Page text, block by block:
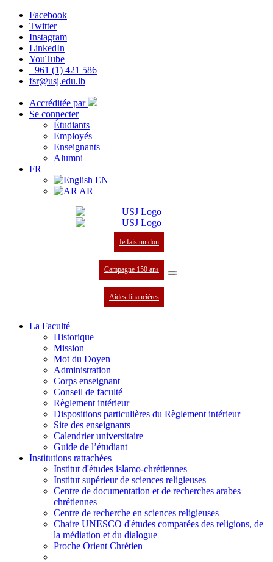
Facebook
Twitter
Instagram
LinkedIn
YouTube
+961 (1) 421 586
fsr@usj.edu.lb
Accréditée par
Se connecter
Étudiants
Employés
Enseignants
Alumni
FR
EN
AR
Je fais un don
Campagne 150 ans
Aides financières
La Faculté
Historique
Mission
Mot du Doyen
Administration
Corps enseignant
Conseil de faculté
Règlement intérieur
Dispositions particulières du Règlement intérieur
Site des enseignants
Calendrier universitaire
Guide de l’étudiant
Institutions rattachées
Institut d'études islamo-chrétiennes
Institut supérieur de sciences religieuses
Centre de documentation et de recherches arabes
chrétiennes
Centre de recherche en sciences religieuses
Chaire UNESCO d'études comparées des religions, de
la médiation et du dialogue
Proche Orient Chrétien